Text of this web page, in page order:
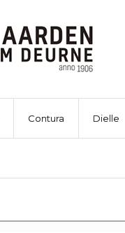
Contura Dielle